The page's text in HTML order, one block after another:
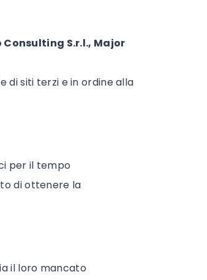
Consulting S.r.l., Major
di siti terzi e in ordine alla
per il tempo
di ottenere la
il loro mancato